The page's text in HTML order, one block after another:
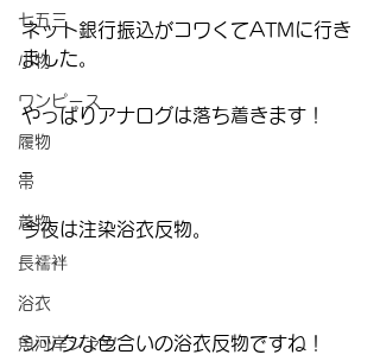
七五三
小物
ワンピース
履物
帯
着物
長襦袢
浴衣
魚河岸シャツ
ネット銀行振込がコワくてATMに行き
ました。
やっぱりアナログは落ち着きます！
−
今夜は注染浴衣反物。
シックな色合いの浴衣反物ですね！